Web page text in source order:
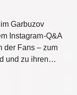
Garbuzov
Instagram-Q&A
der Fans – zum
und zu ihren…